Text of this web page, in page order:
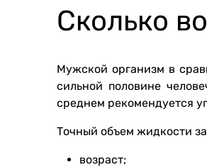
Сколько
Мужской организм в
сильной половине
среднем рекомендуется
Точный объем жидкости
возраст;